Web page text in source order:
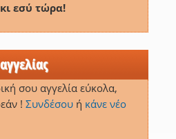
εσύ τώρα!
σου αγγελία εύκολα,
! Συνδέσουή κάνε νέο